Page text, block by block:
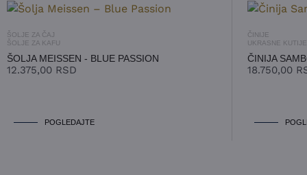
ŠOLJE ZA ČAJ
ŠOLJE ZA KAFU
ŠOLJA MEISSEN - BLUE PASSION
12.375,00 RSD
POGLEDAJTE
ČINIJE
UKRASNE
ČINIJA
18.750,00